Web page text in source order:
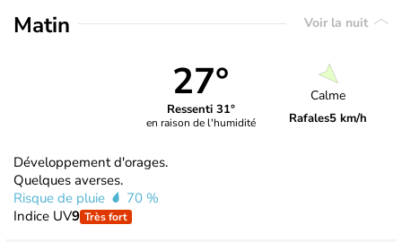
Matin Voir la nuit
27°
Ressenti 31°
en raison de l'humidité
Calme
Rafales5 km/h
Développement d'orages.
Quelques averses.
Risque de pluie
70 %
Indice UV9 Très fort